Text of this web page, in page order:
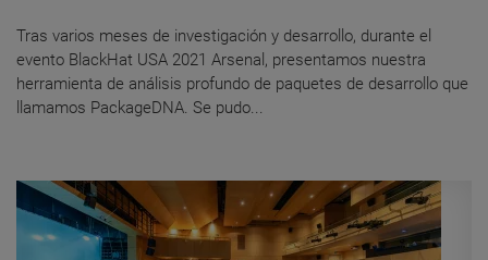
Tras varios meses de investigación y desarrollo, durante el
evento BlackHat USA 2021 Arsenal, presentamos nuestra
herramienta de análisis profundo de paquetes de desarrollo que
llamamos PackageDNA. Se pudo...